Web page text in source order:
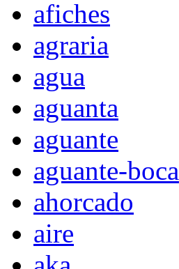
afiches
agraria
agua
aguanta
aguante
aguante-boca
ahorcado
aire